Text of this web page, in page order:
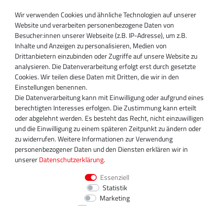
SUPPORT
Inhaber:
Magnos Turbosystems GmbH
Miraustraße 27-29
D-13509 Berlin
+49 30 340 606 740
+49 30 340 606 740
+49 30 340 606 745
info@turboservice24.de
Aktuelle Öffnungszeiten
Mo-Fr: 08:00 Uhr - 18:00 Uhr
Sa: geschlossen
Wir verwenden Cookies und ähnliche Technologien auf unserer
Website und verarbeiten personenbezogene Daten von
Besucher:innen unserer Webseite (z.B. IP-Adresse), um z.B.
Inhalte und Anzeigen zu personalisieren, Medien von
Drittanbietern einzubinden oder Zugriffe auf unsere Website zu
analysieren. Die Datenverarbeitung erfolgt erst durch gesetzte
Cookies. Wir teilen diese Daten mit Dritten, die wir in den
Einstellungen benennen.
Die Datenverarbeitung kann mit Einwilligung oder aufgrund eines
berechtigten Interesses erfolgen. Die Zustimmung kann erteilt
oder abgelehnt werden. Es besteht das Recht, nicht einzuwilligen
und die Einwilligung zu einem späteren Zeitpunkt zu ändern oder
zu widerrufen. Weitere Informationen zur Verwendung
personenbezogener Daten und den Diensten erklären wir in
unsererDaten­schutz­erklärung.
Essenziell
Statistik
Marketing